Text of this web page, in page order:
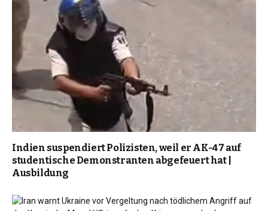
Indien suspendiert Polizisten, weil er AK-47 auf
studentische Demonstranten abgefeuert hat |
Ausbildung